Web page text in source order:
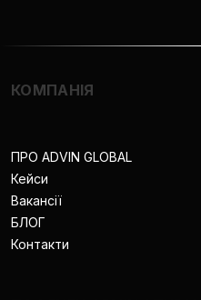
КОМПАНІЯ
ПРО ADVIN GLOBAL
Кейси
Вакансії
БЛОГ
Контакти